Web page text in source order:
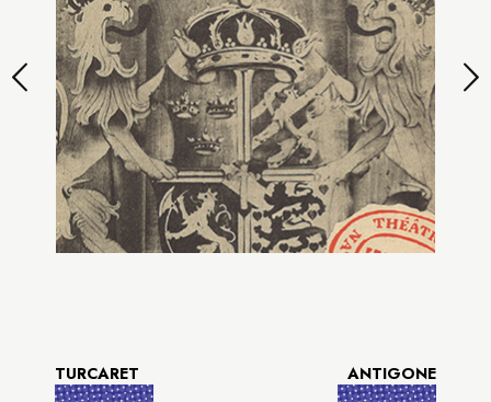
TURCARET ANTIGONE